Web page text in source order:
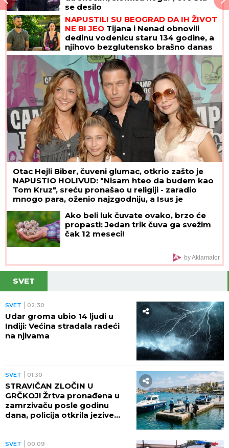
se desilo
NAPUSTILI SU BEOGRAD DA IH ŽIVOT
NE BI JEO Tijana i Nenad obnovili
dedinu vodenicu staru 134 godine, a
njihovo bezglutensko brašno danas
hrani Srbiju
Otac Hejli Biber, čuveni glumac, otkrio zašto je
NAPUSTIO HOLIVUD: "Nisam hteo da budem kao
Tom Kruz", sreću pronašao u religiji - zaradio
mnogo para, oženio najzgodniju, a Isus je
Ako beli luk čuvate ovako, brzo će
propasti: Jedan trik čuva ga svežim
čak 12 meseci!
by Aklamator
SVET
SVET 02:30
Udar groma ubio 14 ljudi u
Indiji: Većina stradala radeći
na njivama
SVET 01:30
STRAVIČAN ZLOČIN U
GRČKOJ! Žrtva pronađena u
zamrzivaču posle godinu
dana, policija otkrila jezive
SVET 00:09